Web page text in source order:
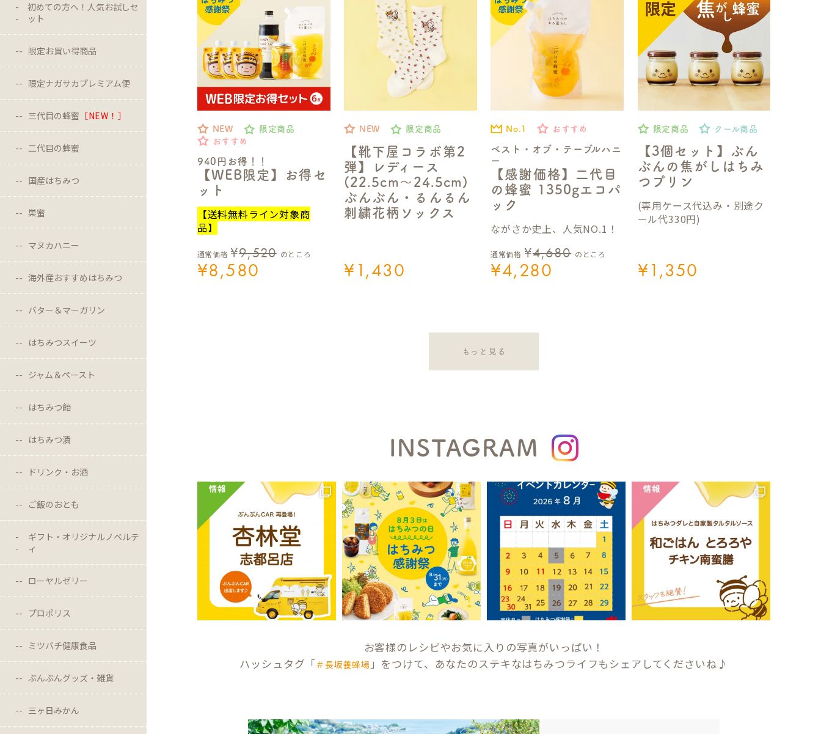
初めての方へ！人気お試しセ
ット
限定お買い得商品
限定ナガサカプレミアム便
三代目の蜂蜜 ［NEW！］
二代目の蜂蜜
国産はちみつ
巣蜜
マヌカハニー
海外産おすすめはちみつ
バター＆マーガリン
はちみつスイーツ
ジャム＆ペースト
はちみつ飴
はちみつ漬
ドリンク・お酒
ご飯のおとも
ギフト・オリジナルノベルテ
ィ
ローヤルゼリー
プロポリス
ミツバチ健康食品
ぶんぶんグッズ・雑貨
三ヶ日みかん
940円お得！！
【WEB限定】お得セ
ット
NEW
限定商品
おすすめ
通常価格 ¥9,520 のところ
¥8,580
【送料無料ライン対象商
品】
【靴下屋コラボ第2
弾】レディース
(22.5cm～24.5cm)
ぶんぶん・るんるん
刺繍花柄ソックス
NEW 限定商品
¥1,430
ベスト・オブ・テーブルハニ
ー
【感謝価格】二代目
の蜂蜜 1350gエコパ
ック
No.1 おすすめ
通常価格 ¥4,680 のところ
¥4,280
ながさか史上、人気NO.1！
【3個セット】ぶん
ぶんの焦がしはちみ
つプリン
限定商品 クール商品
¥1,350
(専用ケース代込み・別途ク
ール代330円)
もっと見る
INSTAGRAM
お客様のレシピやお気に入りの写真がいっぱい！
ハッシュタグ「＃長坂養蜂場 」をつけて、あなたのステキなはちみつライフもシェアしてくださいね♪